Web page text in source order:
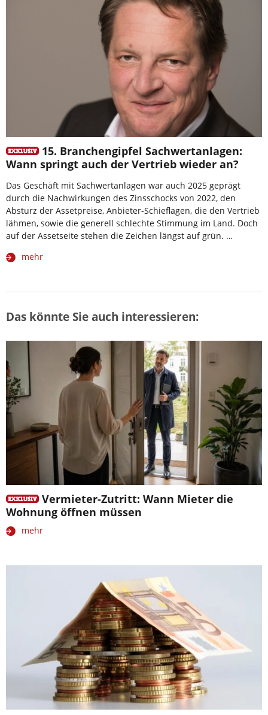
15. Branchengipfel Sachwertanlagen:
Wann springt auch der Vertrieb wieder an?
Das Geschäft mit Sachwertanlagen war auch 2025 geprägt
durch die Nachwirkungen des Zinsschocks von 2022, den
Absturz der Assetpreise, Anbieter-Schieflagen, die den Vertrieb
lähmen, sowie die generell schlechte Stimmung im Land. Doch
auf der Assetseite stehen die Zeichen längst auf grün. …
mehr
Das könnte Sie auch interessieren:
Vermieter-Zutritt: Wann Mieter die
Wohnung öffnen müssen
mehr